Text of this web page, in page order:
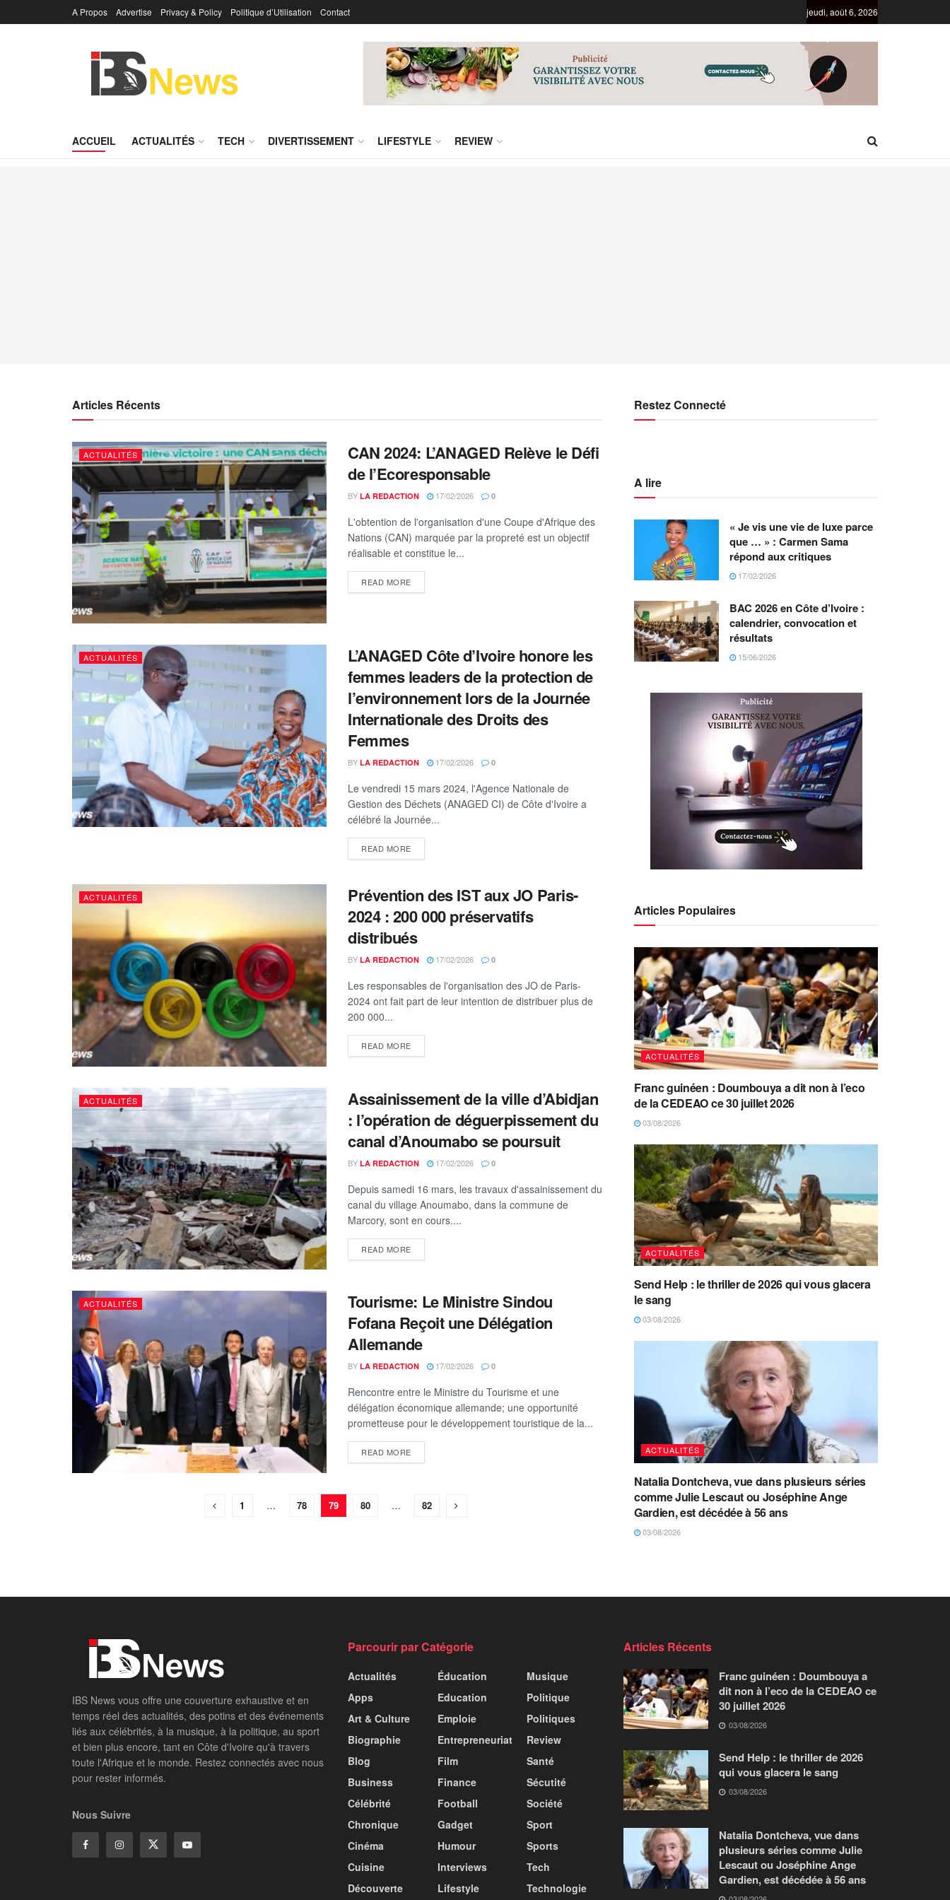
A Propos Advertise Privacy & Policy Politique d’Utilisation Contact jeudi, août 6, 2026
IBS News
ACCUEIL ACTUALITÉS TECH DIVERTISSEMENT LIFESTYLE REVIEW
Articles Récents
ACTUALITÉS
CAN 2024: L’ANAGED Relève le Défi
de l’Ecoresponsable
BY LA REDACTION 17/02/2026 0
L'obtention de l'organisation d'une Coupe d'Afrique des
Nations (CAN) marquée par la propreté est un objectif
réalisable et constitue le...
READ MOREDETAILS
ACTUALITÉS
L’ANAGED Côte d’Ivoire honore les
femmes leaders de la protection de
l’environnement lors de la Journée
Internationale des Droits des
Femmes
BY LA REDACTION 17/02/2026 0
Le vendredi 15 mars 2024, l'Agence Nationale de
Gestion des Déchets (ANAGED CI) de Côte d'Ivoire a
célébré la Journée...
READ MOREDETAILS
ACTUALITÉS
Prévention des IST aux JO Paris-
2024 : 200 000 préservatifs
distribués
BY LA REDACTION 17/02/2026 0
Les responsables de l'organisation des JO de Paris-
2024 ont fait part de leur intention de distribuer plus de
200 000...
READ MOREDETAILS
ACTUALITÉS
Assainissement de la ville d’Abidjan
: l’opération de déguerpissement du
canal d’Anoumabo se poursuit
BY LA REDACTION 17/02/2026 0
Depuis samedi 16 mars, les travaux d'assainissement du
canal du village Anoumabo, dans la commune de
Marcory, sont en cours....
READ MOREDETAILS
ACTUALITÉS
Tourisme: Le Ministre Sindou
Fofana Reçoit une Délégation
Allemande
BY LA REDACTION 17/02/2026 0
Rencontre entre le Ministre du Tourisme et une
délégation économique allemande; une opportunité
prometteuse pour le développement touristique de la...
READ MOREDETAILS
1 … 78 79 80 … 82
Restez Connecté
A lire
« Je vis une vie de luxe parce
que … » : Carmen Sama
répond aux critiques
17/02/2026
BAC 2026 en Côte d’Ivoire :
calendrier, convocation et
résultats
15/06/2026
Articles Populaires
ACTUALITÉS
Franc guinéen : Doumbouya a dit non à l’eco
de la CEDEAO ce 30 juillet 2026
03/08/2026
ACTUALITÉS
Send Help : le thriller de 2026 qui vous glacera
le sang
03/08/2026
ACTUALITÉS
Natalia Dontcheva, vue dans plusieurs séries
comme Julie Lescaut ou Joséphine Ange
Gardien, est décédée à 56 ans
03/08/2026
IBS News vous offre une couverture exhaustive et en
temps réel des actualités, des potins et des événements
liés aux célébrités, à la musique, à la politique, au sport
et bien plus encore, tant en Côte d'Ivoire qu'à travers
toute l'Afrique et le monde. Restez connectés avec nous
pour rester informés.
Nous Suivre
Parcourir par Catégorie
Actualités
Apps
Art & Culture
Biographie
Blog
Business
Célébrité
Chronique
Cinéma
Cuisine
Découverte
Éducation
Education
Emploie
Entrepreneuriat
Film
Finance
Football
Gadget
Humour
Interviews
Lifestyle
Musique
Politique
Politiques
Review
Santé
Sécutité
Société
Sport
Sports
Tech
Technologie
Articles Récents
Franc guinéen : Doumbouya a
dit non à l’eco de la CEDEAO ce
30 juillet 2026
03/08/2026
Send Help : le thriller de 2026
qui vous glacera le sang
03/08/2026
Natalia Dontcheva, vue dans
plusieurs séries comme Julie
Lescaut ou Joséphine Ange
Gardien, est décédée à 56 ans